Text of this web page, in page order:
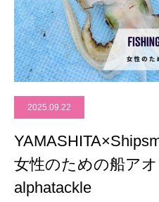
2025.09.22
女性のための船ア
alphatackle